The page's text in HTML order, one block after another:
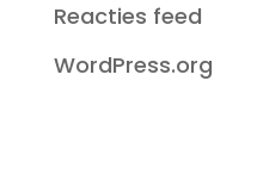
Reacties feed
WordPress.org